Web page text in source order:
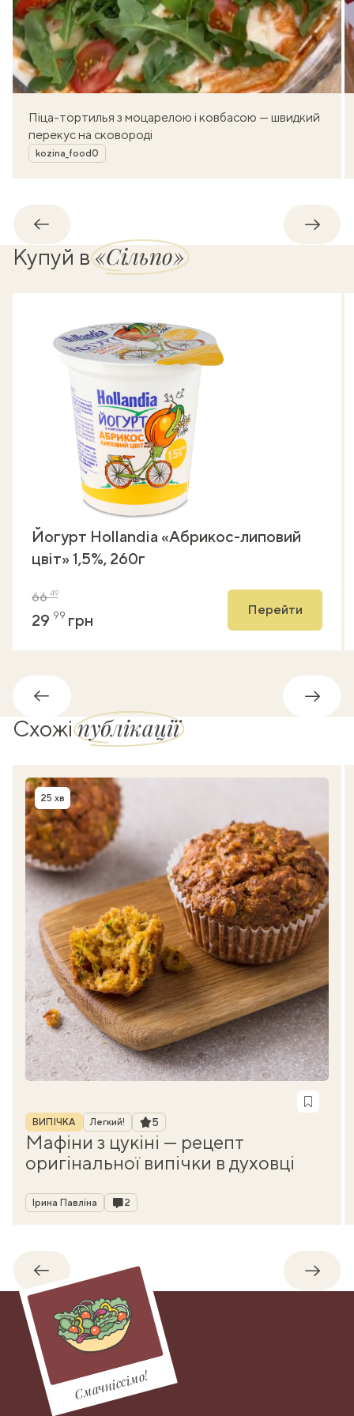
Піца-тортилья з моцарелою і ковбасою — швидкий
перекус на сковороді
Автор
kozina_food0
Назад
Купуй в«Сільпо»
Йогурт Hollandia «Абрикос-липовий
цвіт» 1,5%, 260г
6649
29 99 грн
Перейти
Назад
Схожіпублікації
Час приготування
25 хв
Рубрика
ВИПІЧКА Легкий! Рейтинг
5
Мафіни з цукіні — рецепт
оригінальної випічки в духовці
Автор
Ірина Павліна Коментарі
2
Назад
Смачніссімо!